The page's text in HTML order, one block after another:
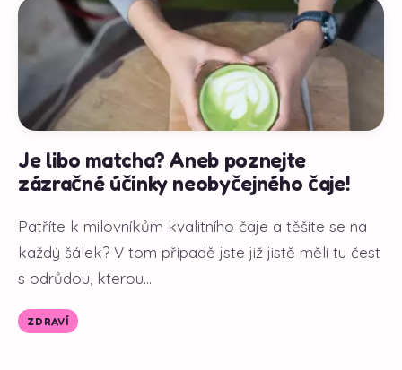
Je libo matcha? Aneb poznejte
zázračné účinky neobyčejného čaje!
Patříte k milovníkům kvalitního čaje a těšíte se na
každý šálek? V tom případě jste již jistě měli tu čest
s odrůdou, kterou...
ZDRAVÍ